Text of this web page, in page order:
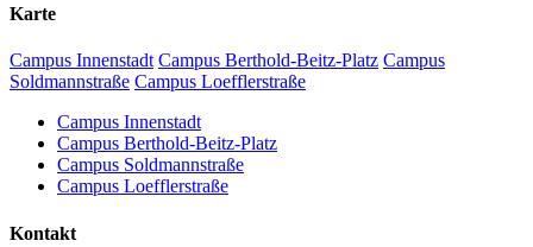
Karte
Campus Innenstadt Campus Berthold-Beitz-Platz Campus
Soldmannstraße Campus Loefflerstraße
Campus Innenstadt
Campus Berthold-Beitz-Platz
Campus Soldmannstraße
Campus Loefflerstraße
Kontakt